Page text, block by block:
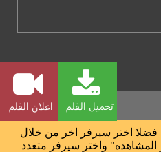
تحميل الفلم اعلان الفلم
فضلا اختر سيرفر اخر من خلال
واختر سيرفر متعدد